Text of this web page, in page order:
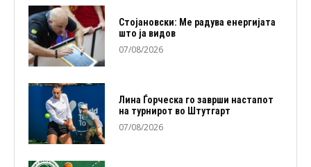
Стојановски: Ме радува енергијата
што ја видов
07/08/2026
Лина Ѓорческа го заврши настапот
на турнирот во Штутгарт
07/08/2026